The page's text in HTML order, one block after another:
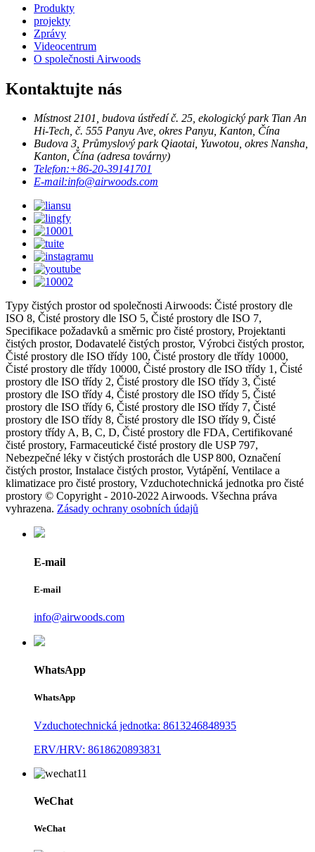
Produkty
projekty
Zprávy
Videocentrum
O společnosti Airwoods
Kontaktujte nás
Místnost 2101, budova ústředí č. 25, ekologický park Tian An
Hi-Tech, č. 555 Panyu Ave, okres Panyu, Kanton, Čína
Budova 3, Průmyslový park Qiaotai, Yuwotou, okres Nansha,
Kanton, Čína (adresa továrny)
Telefon:+86-20-39141701
E-mail:info@airwoods.com
Typy čistých prostor od společnosti Airwoods: Čisté prostory dle
ISO 8, Čisté prostory dle ISO 5, Čisté prostory dle ISO 7,
Specifikace požadavků a směrnic pro čisté prostory, Projektanti
čistých prostor, Dodavatelé čistých prostor, Výrobci čistých prostor,
Čisté prostory dle ISO třídy 100, Čisté prostory dle třídy 10000,
Čisté prostory dle třídy 10000, Čisté prostory dle ISO třídy 1, Čisté
prostory dle ISO třídy 2, Čisté prostory dle ISO třídy 3, Čisté
prostory dle ISO třídy 4, Čisté prostory dle ISO třídy 5, Čisté
prostory dle ISO třídy 6, Čisté prostory dle ISO třídy 7, Čisté
prostory dle ISO třídy 8, Čisté prostory dle ISO třídy 9, Čisté
prostory třídy A, B, C, D, Čisté prostory dle FDA, Certifikované
čisté prostory, Farmaceutické čisté prostory dle USP 797,
Nebezpečné léky v čistých prostorách dle USP 800, Označení
čistých prostor, Instalace čistých prostor, Vytápění, Ventilace a
klimatizace pro čisté prostory, Vzduchotechnická jednotka pro čisté
prostory © Copyright - 2010-2022 Airwoods. Všechna práva
vyhrazena. Zásady ochrany osobních údajů
E-mail
E-mail
info@airwoods.com
WhatsApp
WhatsApp
Vzduchotechnická jednotka: 8613246848935
ERV/HRV: 8618620893831
WeChat
WeChat